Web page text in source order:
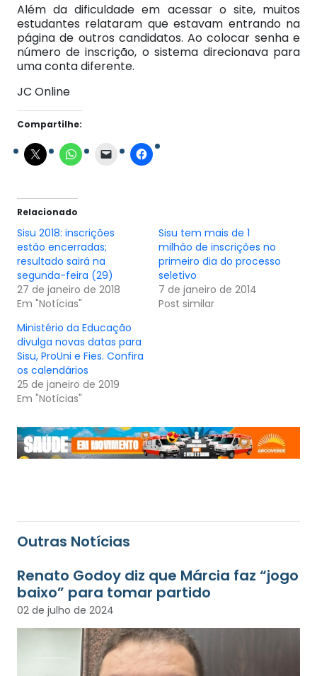
Além da dificuldade em acessar o site, muitos
estudantes relataram que estavam entrando na
página de outros candidatos. Ao colocar senha e
número de inscrição, o sistema direcionava para
uma conta diferente.
JC Online
Compartilhe:
Relacionado
Sisu 2018: inscrições
estão encerradas;
resultado sairá na
segunda-feira (29)
27 de janeiro de 2018
Em "Notícias"
Sisu tem mais de 1
milhão de inscrições no
primeiro dia do processo
seletivo
7 de janeiro de 2014
Post similar
Ministério da Educação
divulga novas datas para
Sisu, ProUni e Fies. Confira
os calendários
25 de janeiro de 2019
Em "Notícias"
Outras Notícias
Renato Godoy diz que Márcia faz “jogo
baixo” para tomar partido
02 de julho de 2024